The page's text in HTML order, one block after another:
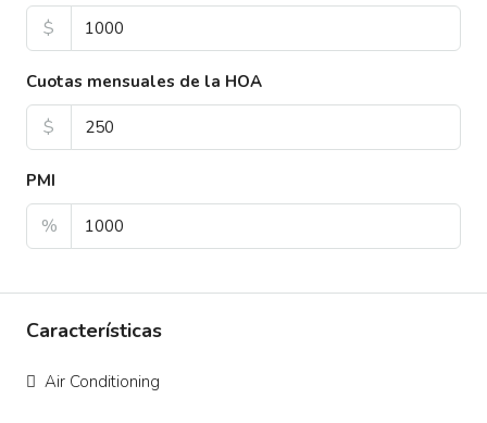
$
Cuotas mensuales de la HOA
$
PMI
%
Características
Air Conditioning